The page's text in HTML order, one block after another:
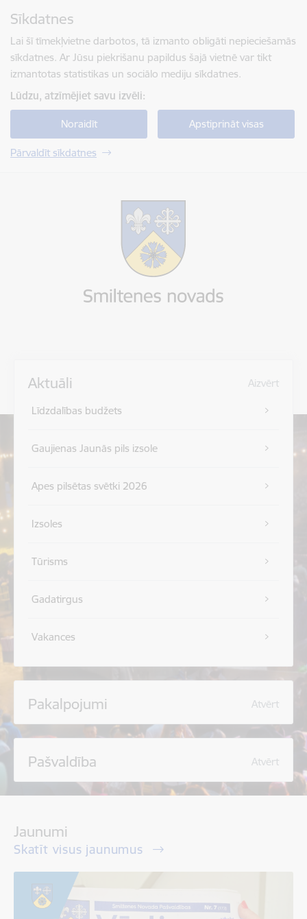
Sīkdatnes
Lai šī tīmekļvietne darbotos, tā izmanto obligāti nepieciešamās
sīkdatnes. Ar Jūsu piekrišanu papildus šajā vietnē var tikt
izmantotas statistikas un sociālo mediju sīkdatnes.
Lūdzu, atzīmējiet savu izvēli:
Noraidīt Apstiprināt visas
Pārvaldīt sīkdatnes
Aktuāli Aizvērt
Līdzdalības budžets
Gaujienas Jaunās pils izsole
Apes pilsētas svētki 2026
Izsoles
Tūrisms
Gadatirgus
Vakances
Pakalpojumi Atvērt
Pašvaldība Atvērt
Jaunumi
Skatīt visus jaunumus